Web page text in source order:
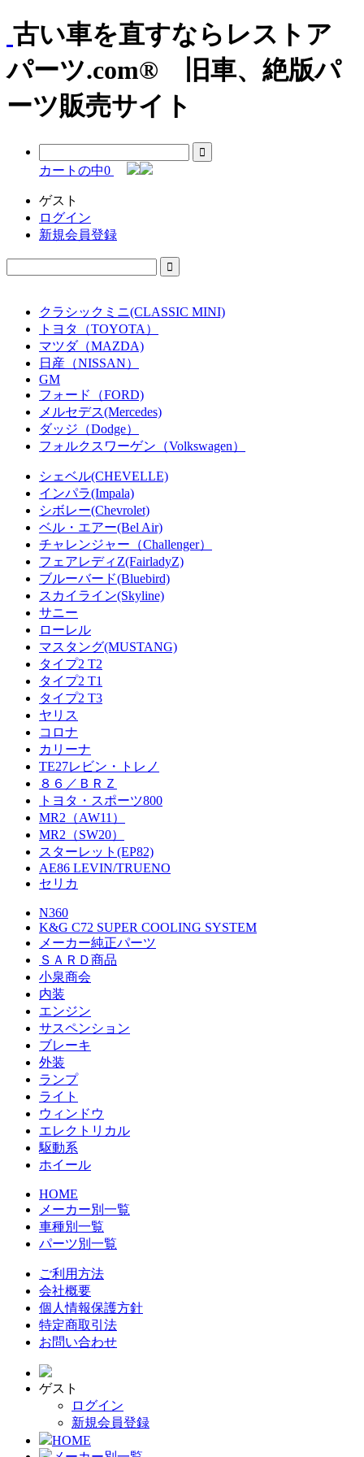
古い車を直すならレストア
パーツ.com® 旧車、絶版パ
ーツ販売サイト
カートの中0
ゲスト
ログイン
新規会員登録
クラシックミニ(CLASSIC MINI)
トヨタ（TOYOTA）
マツダ（MAZDA)
日産（NISSAN）
GM
フォード（FORD)
メルセデス(Mercedes)
ダッジ（Dodge）
フォルクスワーゲン（Volkswagen）
シェベル(CHEVELLE)
インパラ(Impala)
シボレー(Chevrolet)
ベル・エアー(Bel Air)
チャレンジャー（Challenger）
フェアレディZ(FairladyZ)
ブルーバード(Bluebird)
スカイライン(Skyline)
サニー
ローレル
マスタング(MUSTANG)
タイプ2 T2
タイプ2 T1
タイプ2 T3
ヤリス
コロナ
カリーナ
TE27レビン・トレノ
８６／ＢＲＺ
トヨタ・スポーツ800
MR2（AW11）
MR2（SW20）
スターレット(EP82)
AE86 LEVIN/TRUENO
セリカ
N360
K&G C72 SUPER COOLING SYSTEM
メーカー純正パーツ
ＳＡＲＤ商品
小泉商会
内装
エンジン
サスペンション
ブレーキ
外装
ランプ
ライト
ウィンドウ
エレクトリカル
駆動系
ホイール
HOME
メーカー別一覧
車種別一覧
パーツ別一覧
ご利用方法
会社概要
個人情報保護方針
特定商取引法
お問い合わせ
ゲスト
ログイン
新規会員登録
HOME